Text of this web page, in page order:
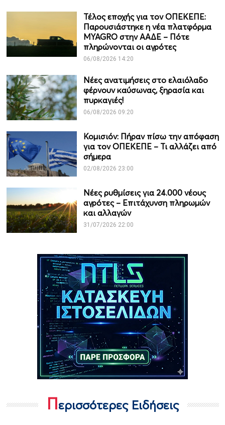
Τέλος εποχής για τον ΟΠΕΚΕΠΕ:
Παρουσιάστηκε η νέα πλατφόρμα
MYAGRO στην ΑΑΔΕ – Πότε
πληρώνονται οι αγρότες
06/08/2026 14:20
Νέες ανατιμήσεις στο ελαιόλαδο
φέρνουν καύσωνας, ξηρασία και
πυρκαγιές!
06/08/2026 09:20
Κομισιόν: Πήραν πίσω την απόφαση
για τον ΟΠΕΚΕΠΕ – Τι αλλάζει από
σήμερα
02/08/2026 23:00
Νέες ρυθμίσεις για 24.000 νέους
αγρότες – Επιτάχυνση πληρωμών
και αλλαγών
31/07/2026 22:00
Περισσότερες Ειδήσεις